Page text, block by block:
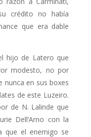
crédito no había
que era dable
hijo de Latero que
modesto, no por
nunca en sus boxes
de este Luzeiro.
de N. Lalinde que
Dell’Arno con la
que el enemigo se